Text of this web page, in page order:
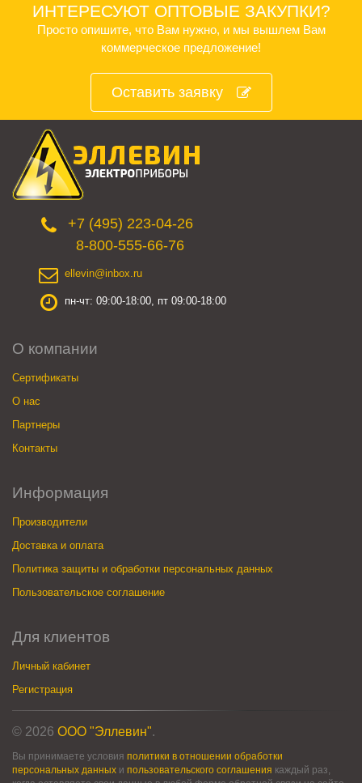
ИНТЕРЕСУЮТ ОПТОВЫЕ ЗАКУПКИ?
Просто опишите, что Вам нужно, и мы вышлем Вам
коммерческое предложение!
Оставить заявку
+7 (495) 223-04-26
8-800-555-66-76
ellevin@inbox.ru
пн-чт: 09:00-18:00, пт 09:00-18:00
О компании
Сертификаты
О нас
Партнеры
Контакты
Информация
Производители
Доставка и оплата
Политика защиты и обработки персональных данных
Пользовательское соглашение
Для клиентов
Личный кабинет
Регистрация
© 2026 ООО "Эллевин".
Вы принимаете условия политики в отношении обработки
персональных данных и пользовательского соглашения каждый раз,